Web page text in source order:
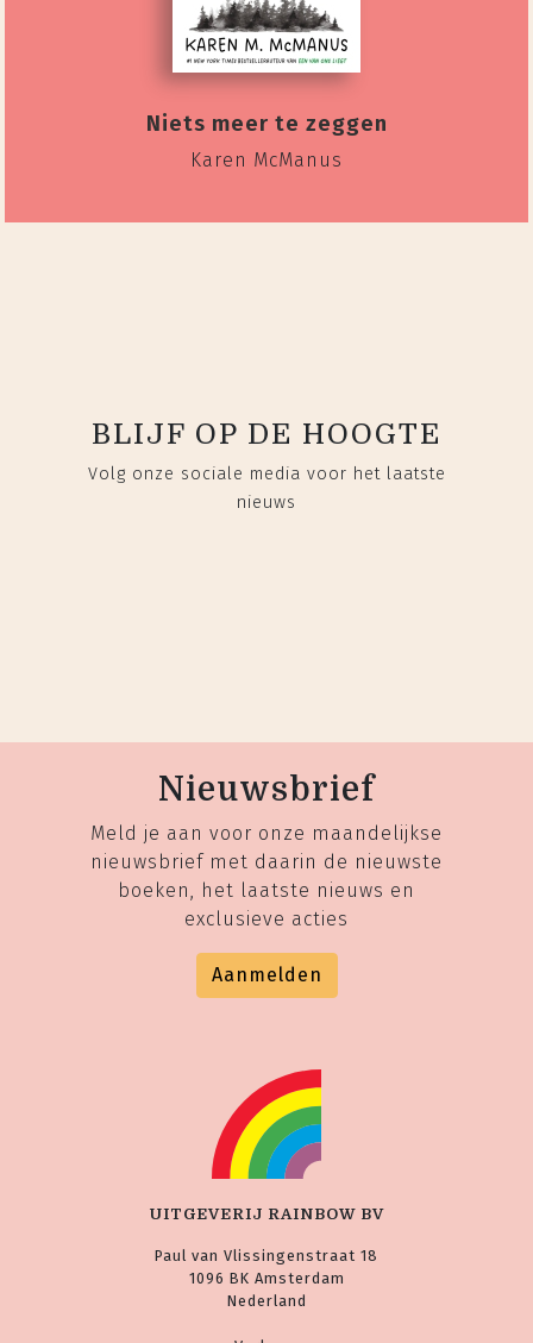
Niets meer te zeggen
Karen McManus
BLIJF OP DE HOOGTE
Volg onze sociale media voor het laatste
nieuws
Nieuwsbrief
Meld je aan voor onze maandelijkse
nieuwsbrief met daarin de nieuwste
boeken, het laatste nieuws en
exclusieve acties
Aanmelden
UITGEVERIJ RAINBOW BV
Paul van Vlissingenstraat 18
1096 BK Amsterdam
Nederland